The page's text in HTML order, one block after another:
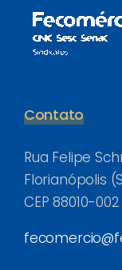
Contato
Rua Felipe
Florianópolis
CEP 88010-002